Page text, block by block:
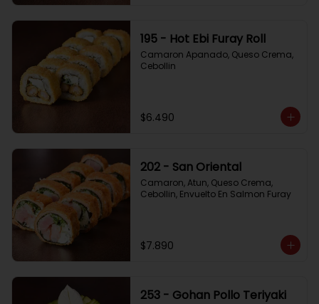
195 - Hot Ebi Furay Roll
Camaron Apanado, Queso Crema,
Cebollin
$6.490
202 - San Oriental
Camaron, Atun, Queso Crema,
Cebollin, Envuelto En Salmon Furay
$7.890
253 - Gohan Pollo Teriyaki